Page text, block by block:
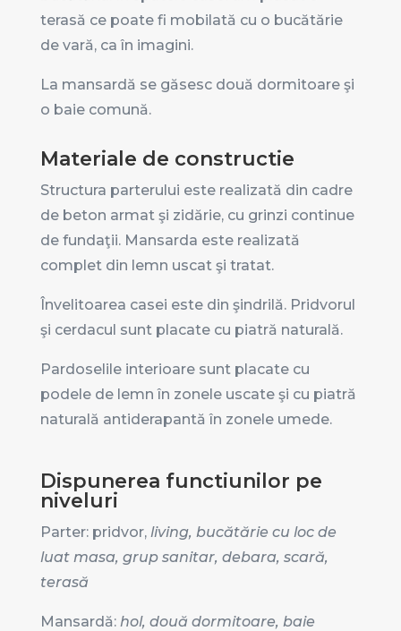
terasă ce poate fi mobilată cu o bucătărie
de vară, ca în imagini.
La mansardă se găsesc două dormitoare şi
o baie comună.
Materiale de constructie
Structura parterului este realizată din cadre
de beton armat şi zidărie, cu grinzi continue
de fundaţii. Mansarda este realizată
complet din lemn uscat şi tratat.
Învelitoarea casei este din şindrilă. Pridvorul
şi cerdacul sunt placate cu piatră naturală.
Pardoselile interioare sunt placate cu
podele de lemn în zonele uscate şi cu piatră
naturală antiderapantă în zonele umede.
Dispunerea functiunilor pe
niveluri
Parter: pridvor, living, bucătărie cu loc de
luat masa, grup sanitar, debara, scară,
terasă
Mansardă: hol, două dormitoare, baie